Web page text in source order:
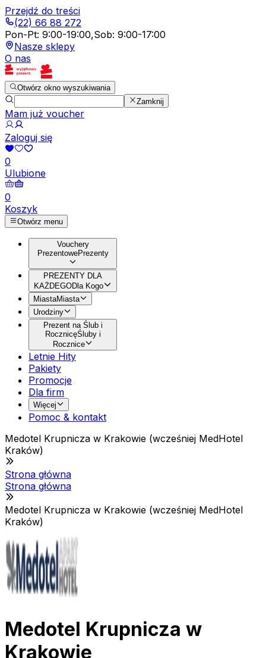
Przejdź do treści
(22) 66 88 272
Pon-Pt: 9:00-19:00,Sob: 9:00-17:00
Nasze sklepy
O nas
Otwórz okno wyszukiwania
Zamknij
Mam już voucher
Zaloguj się
0
Ulubione
0
Koszyk
Otwórz menu
Vouchery
PrezentowePrezenty
PREZENTY DLA
KAŻDEGODla Kogo
MiastaMiasta
Urodziny
Prezent na Ślub i
RocznicęŚluby i
Rocznice
Letnie Hity
Pakiety
Promocje
Dla firm
Więcej
Pomoc & kontakt
Medotel Krupnicza w Krakowie (wcześniej MedHotel
Kraków)
Strona główna
Strona główna
Medotel Krupnicza w Krakowie (wcześniej MedHotel
Kraków)
Medotel Krupnicza w
Krakowie